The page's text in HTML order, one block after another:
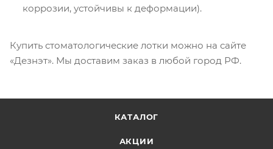
коррозии, устойчивы к деформации).
Купить стоматологические лотки можно на сайте
«Дезнэт». Мы доставим заказ в любой город РФ.
КАТАЛОГ
АКЦИИ